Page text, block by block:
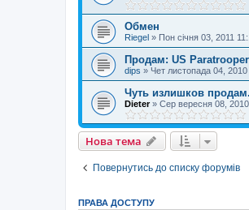
Обмен
Riegel » Пон січня 03, 2011
Продам: US
dips » Чет листопада 04,
Чуть излишков продам.
Dieter» Сер вересня 08,
Нова тема
Повернутись до списку форумів
ПРАВА ДОСТУПУ